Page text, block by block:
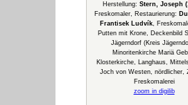
Herstellung: Stern, Joseph
Freskomaler, Restaurierung:
Frantisek Ludvík,
Putten mit Krone, Deckenbild
Jägerndorf (Kreis
Minoritenkirche Mariä
Klosterkirche, Langhaus,
Joch von Westen, nördlicher,
Freskomalerei
zoom in digilib